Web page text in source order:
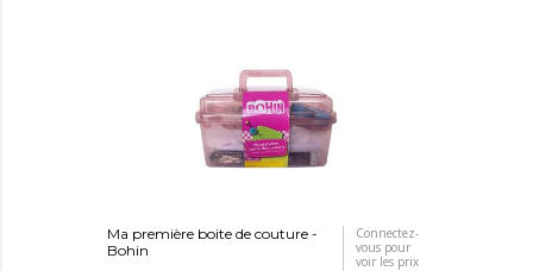
Ma première boite de couture -
Bohin
Connectez-
vous pour
voir les prix